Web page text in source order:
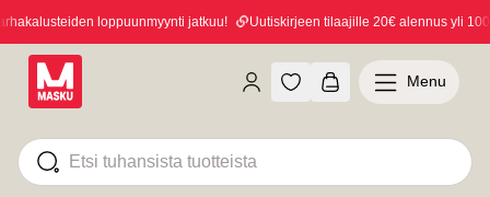
loppuunmyynti jatkuu! Uutiskirjeen tilaajille 20€ alennus yli 100€
Menu